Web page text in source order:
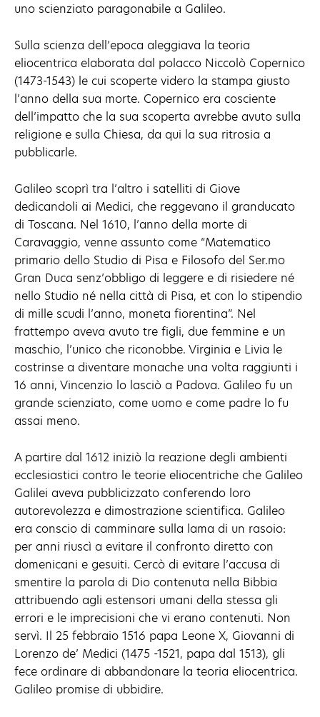
uno scienziato paragonabile a Galileo.
Sulla scienza dell’epoca aleggiava la teoria
eliocentrica elaborata dal polacco Niccolò Copernico
(1473-1543) le cui scoperte videro la stampa giusto
l’anno della sua morte. Copernico era cosciente
dell’impatto che la sua scoperta avrebbe avuto sulla
religione e sulla Chiesa, da qui la sua ritrosia a
pubblicarle.
Galileo scoprì tra l’altro i satelliti di Giove
dedicandoli ai Medici, che reggevano il granducato
di Toscana. Nel 1610, l’anno della morte di
Caravaggio, venne assunto come “Matematico
primario dello Studio di Pisa e Filosofo del Ser.mo
Gran Duca senz’obbligo di leggere e di risiedere né
nello Studio né nella città di Pisa, et con lo stipendio
di mille scudi l’anno, moneta fiorentina”. Nel
frattempo aveva avuto tre figli, due femmine e un
maschio, l’unico che riconobbe. Virginia e Livia le
costrinse a diventare monache una volta raggiunti i
16 anni, Vincenzio lo lasciò a Padova. Galileo fu un
grande scienziato, come uomo e come padre lo fu
assai meno.
A partire dal 1612 iniziò la reazione degli ambienti
ecclesiastici contro le teorie eliocentriche che Galileo
Galilei aveva pubblicizzato conferendo loro
autorevolezza e dimostrazione scientifica. Galileo
era conscio di camminare sulla lama di un rasoio:
per anni riuscì a evitare il confronto diretto con
domenicani e gesuiti. Cercò di evitare l’accusa di
smentire la parola di Dio contenuta nella Bibbia
attribuendo agli estensori umani della stessa gli
errori e le imprecisioni che vi erano contenuti. Non
servì. Il 25 febbraio 1516 papa Leone X, Giovanni di
Lorenzo de’ Medici (1475 -1521, papa dal 1513), gli
fece ordinare di abbandonare la teoria eliocentrica.
Galileo promise di ubbidire.